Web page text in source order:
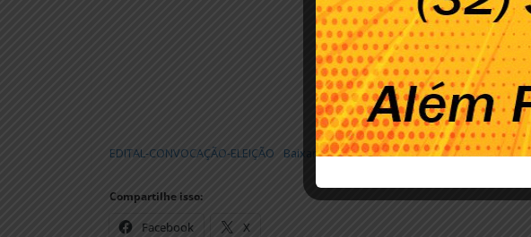
EDITAL-CONVOCAÇÃO-ELEIÇÃO Baixar
Compartilhe isso:
Facebook X